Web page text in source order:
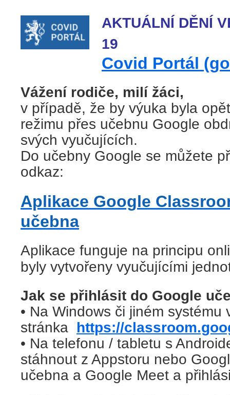
AKTUÁLNÍ DĚNÍ
19
Covid Portál
Vážení rodiče, milí žáci,
v případě, že by výuka byla
režimu přes učebnu Google
svých vyučujících.
Do učebny Google se můžete
odkaz:
Aplikace Google
učebna
Aplikace funguje na principu
byly vytvořeny vyučujícími
Jak se přihlásit do Google
• Na Windows či jiném
stránka https://
• Na telefonu / tabletu s
stáhnout z Appstoru nebo
učebna a Google Meet a